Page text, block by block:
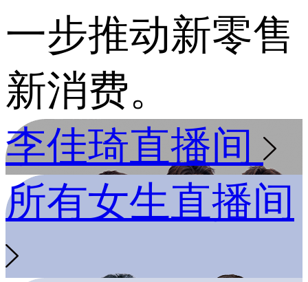
一步推动新零售
新消费。
李佳琦直播间
所有女生直播间